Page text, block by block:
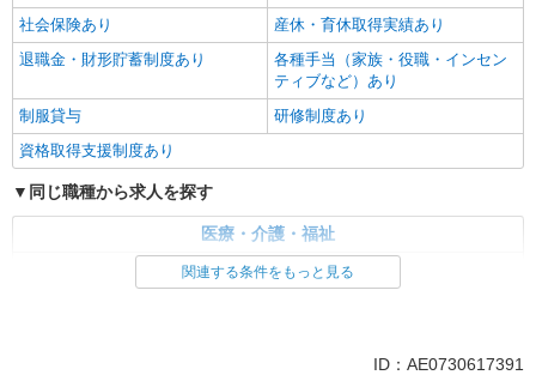
社会保険あり
産休・育休取得実績あり
退職金・財形貯蓄制度あり
各種手当（家族・役職・インセン
ティブなど）あり
制服貸与
研修制度あり
資格取得支援制度あり
同じ職種から求人を探す
医療・介護・福祉
関連する条件をもっと見る
ID：AE0730617391